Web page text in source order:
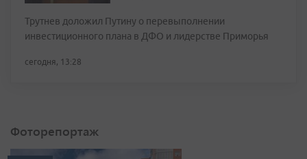
Трутнев доложил Путину о перевыполнении
инвестиционного плана в ДФО и лидерстве Приморья
сегодня, 13:28
Фоторепортаж